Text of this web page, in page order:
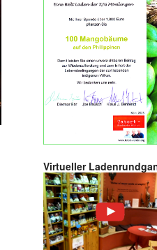
Virtueller